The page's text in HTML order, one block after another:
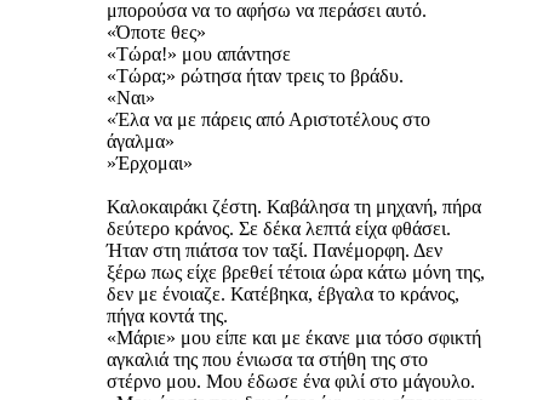
μπορούσα να το αφήσω να περάσει αυτό.
«Όποτε θες»
«Τώρα!» μου απάντησε
«Τώρα;» ρώτησα ήταν τρεις το βράδυ.
«Ναι»
«Έλα να με πάρεις από Αριστοτέλους στο
άγαλμα»
»Έρχομαι»
Καλοκαιράκι ζέστη. Καβάλησα τη μηχανή, πήρα
δεύτερο κράνος. Σε δέκα λεπτά είχα φθάσει.
Ήταν στη πιάτσα τον ταξί. Πανέμορφη. Δεν
ξέρω πως είχε βρεθεί τέτοια ώρα κάτω μόνη της,
δεν με ένοιαζε. Κατέβηκα, έβγαλα το κράνος,
πήγα κοντά της.
«Μάριε» μου είπε και με έκανε μια τόσο σφικτή
αγκαλιά της που ένιωσα τα στήθη της στο
στέρνο μου. Μου έδωσε ένα φιλί στο μάγουλο.